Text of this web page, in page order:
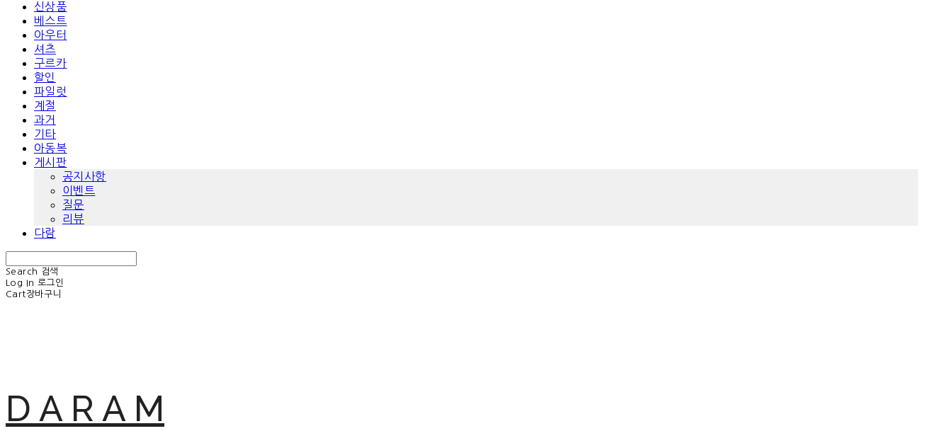
신상품
베스트
아우터
셔츠
구르카
할인
파일럿
계절
과거
기타
아동복
게시판
공지사항
이벤트
질문
리뷰
다람
Search
검색
Log In 로그인
Cart장바구니
D A R A M